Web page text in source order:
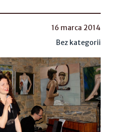
16 marca 2014
Bez kategorii